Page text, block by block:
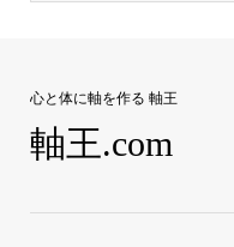
心と体に軸を作る 軸王
軸王.com